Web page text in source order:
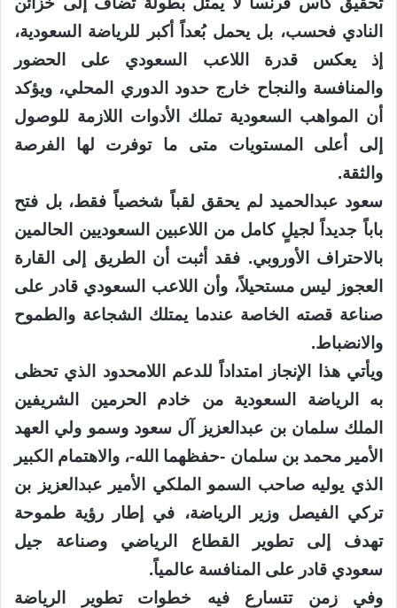
النادي فحسب، بل يحمل بُعداً أكبر للرياضة السعودية،
إذ يعكس قدرة اللاعب السعودي على الحضور
والمنافسة والنجاح خارج حدود الدوري المحلي، ويؤكد
أن المواهب السعودية تملك الأدوات اللازمة للوصول
إلى أعلى المستويات متى ما توفرت لها الفرصة
والثقة.
سعود عبدالحميد لم يحقق لقباً شخصياً فقط، بل فتح
باباً جديداً لجيلٍ كامل من اللاعبين السعوديين الحالمين
بالاحتراف الأوروبي. فقد أثبت أن الطريق إلى القارة
العجوز ليس مستحيلاً، وأن اللاعب السعودي قادر على
صناعة قصته الخاصة عندما يمتلك الشجاعة والطموح
والانضباط.
ويأتي هذا الإنجاز امتداداً للدعم اللامحدود الذي تحظى
به الرياضة السعودية من خادم الحرمين الشريفين
الملك سلمان بن عبدالعزيز آل سعود وسمو ولي العهد
الأمير محمد بن سلمان -حفظهما الله-، والاهتمام الكبير
الذي يوليه صاحب السمو الملكي الأمير عبدالعزيز بن
تركي الفيصل وزير الرياضة، في إطار رؤية طموحة
تهدف إلى تطوير القطاع الرياضي وصناعة جيل
سعودي قادر على المنافسة عالمياً.
وفي زمنٍ تتسارع فيه خطوات تطوير الرياضة